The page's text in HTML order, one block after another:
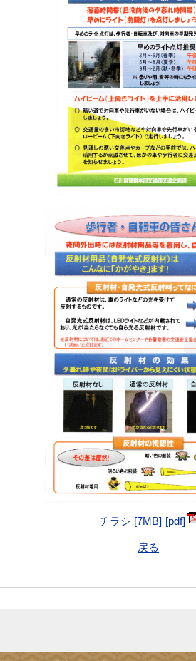
チラシ [7MB]
戻る